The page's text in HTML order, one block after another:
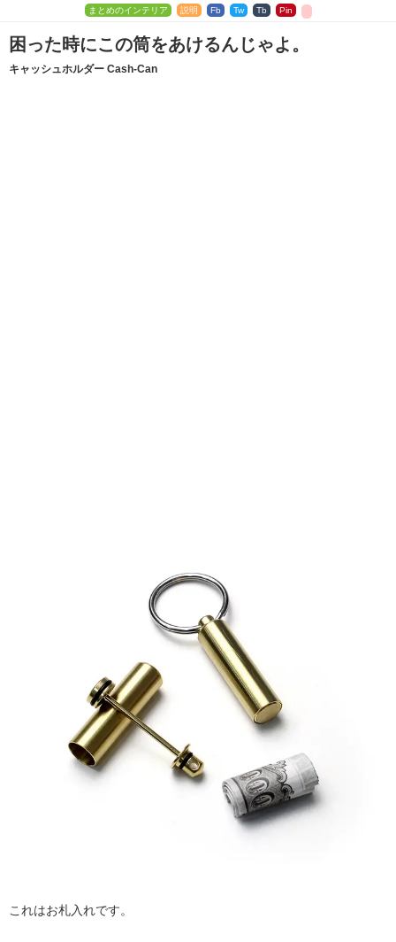
まとめのインテリア 説明 Fb Tw Tb Pin
困った時にこの筒をあけるんじゃよ。
キャッシュホルダー Cash-Can
これはお札入れです。